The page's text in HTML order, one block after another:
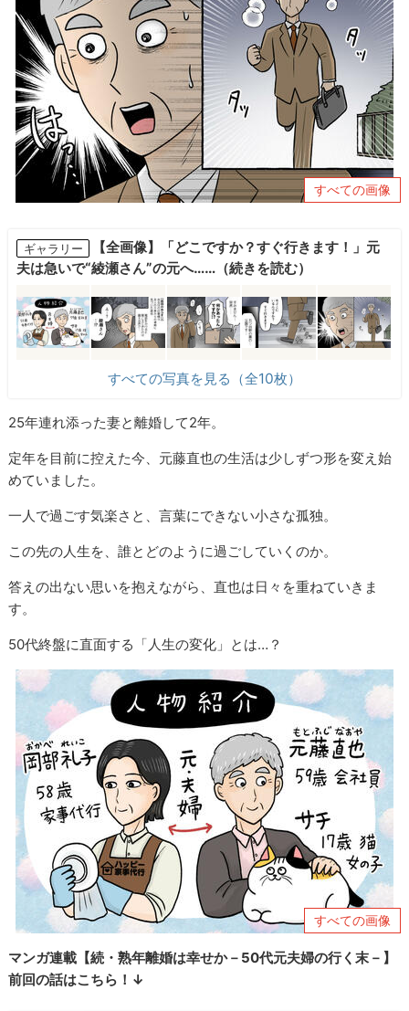
すべての画像
ギャラリー
【全画像】「どこですか？すぐ行きます！」元
夫は急いで“綾瀬さん”の元へ……（続きを読む）
すべての写真を見る（全10枚）
25年連れ添った妻と離婚して2年。
定年を目前に控えた今、元藤直也の生活は少しずつ形を変え始
めていました。
一人で過ごす気楽さと、言葉にできない小さな孤独。
この先の人生を、誰とどのように過ごしていくのか。
答えの出ない思いを抱えながら、直也は日々を重ねていきま
す。
50代終盤に直面する「人生の変化」とは…？
すべての画像
マンガ連載【続・熟年離婚は幸せか－50代元夫婦の行く末－】
前回の話はこちら！↓